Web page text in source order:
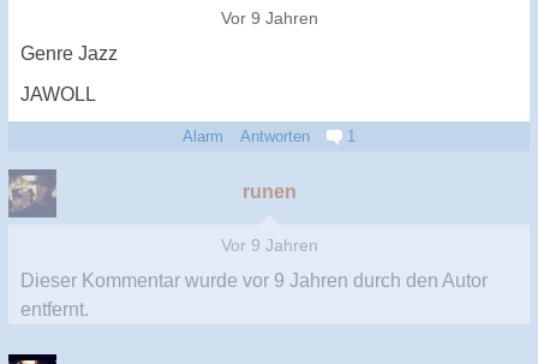
Vor 9 Jahren
Genre Jazz
JAWOLL
Alarm Antworten 1
runen
Vor 9 Jahren
Dieser Kommentar wurde vor 9 Jahren durch den Autor
entfernt.